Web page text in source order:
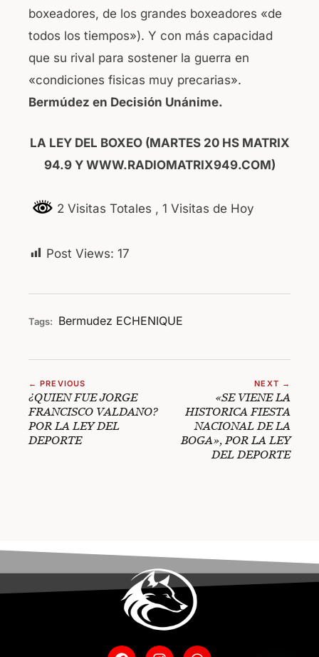
boxeadores, de los grandes boxeadores «de
todos los tiempos»). Y con más capacidad
que su rival para sostener la guerra en
«condiciones fisicas muy precarias».
Bermúdez en Decisión Unánime.
LA LEY DEL BOXEO (MARTES 20 HS MATRIX
94.9 Y WWW.RADIOMATRIX949.COM)
2 Visitas Totales , 1 Visitas de Hoy
Post Views: 17
Tags: Bermudez ECHENIQUE
← PREVIOUS
¿QUIEN FUE JORGE
FRANCISCO VALDANO?
POR LA LEY DEL
DEPORTE
NEXT →
«SE VIENE LA
HISTORICA FIESTA
NACIONAL DE LA
BOGA», POR LA LEY
DEL DEPORTE